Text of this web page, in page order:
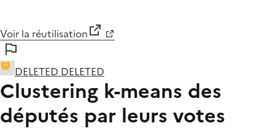
Voir la réutilisation
DELETED DELETED
Clustering k-means des
députés par leurs votes